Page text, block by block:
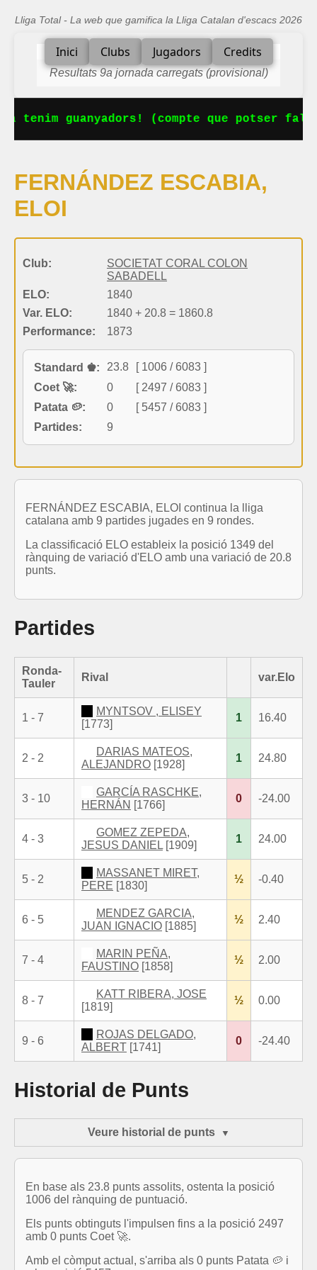
Lliga Total - La web que gamifica la Lliga Catalan d'escacs 2026
Inici Clubs Jugadors Credits
Resultats 9a jornada carregats (provisional)
tenim guanyadors! (compte que potser
FERNÁNDEZ ESCABIA,
ELOI
Club:
SOCIETAT CORAL COLON
SABADELL
ELO:
1840
Var. ELO:
1840 + 20.8 = 1860.8
Performance:
1873
Standard ♚: 23.8
[ 1006 / 6083 ]
Coet 🚀:
0
[ 2497 / 6083 ]
Patata 🥔:
0
[ 5457 / 6083 ]
Partides:
9
FERNÁNDEZ ESCABIA, ELOI continua la lliga
catalana amb 9 partides jugades en 9 rondes.
La classificació ELO estableix la posició 1349 del
rànquing de variació d'ELO amb una variació de 20.8
punts.
Partides
Ronda-
Tauler
Rival var.Elo
1 - 7
MYNTSOV , ELISEY
[1773]
1 16.40
2 - 2
DARIAS MATEOS,
ALEJANDRO [1928]
1 24.80
3 - 10
GARCÍA RASCHKE,
HERNÁN [1766]
0 -24.00
4 - 3
GOMEZ ZEPEDA,
JESUS DANIEL [1909]
1 24.00
5 - 2
MASSANET MIRET,
PERE [1830]
½ -0.40
6 - 5
MENDEZ GARCIA,
JUAN IGNACIO [1885]
½ 2.40
7 - 4
MARIN PEÑA,
FAUSTINO [1858]
½ 2.00
8 - 7
KATT RIBERA, JOSE
[1819]
½ 0.00
9 - 6
ROJAS DELGADO,
ALBERT [1741]
0 -24.40
Historial de Punts
Veure historial de punts
En base als 23.8 punts assolits, ostenta la posició
1006 del rànquing de puntuació.
Els punts obtinguts l'impulsen fins a la posició 2497
amb 0 punts Coet 🚀.
Amb el còmput actual, s'arriba als 0 punts Patata 🥔 i